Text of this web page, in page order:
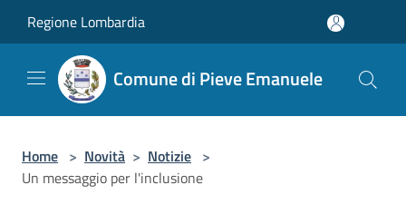
Regione Lombardia
Comune di Pieve Emanuele
Home > Novità > Notizie >
Un messaggio per l'inclusione